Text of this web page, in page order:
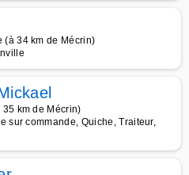
(à 34 km de Mécrin)
km de Mécrin)
sur commande, Quiche, Traiteur,